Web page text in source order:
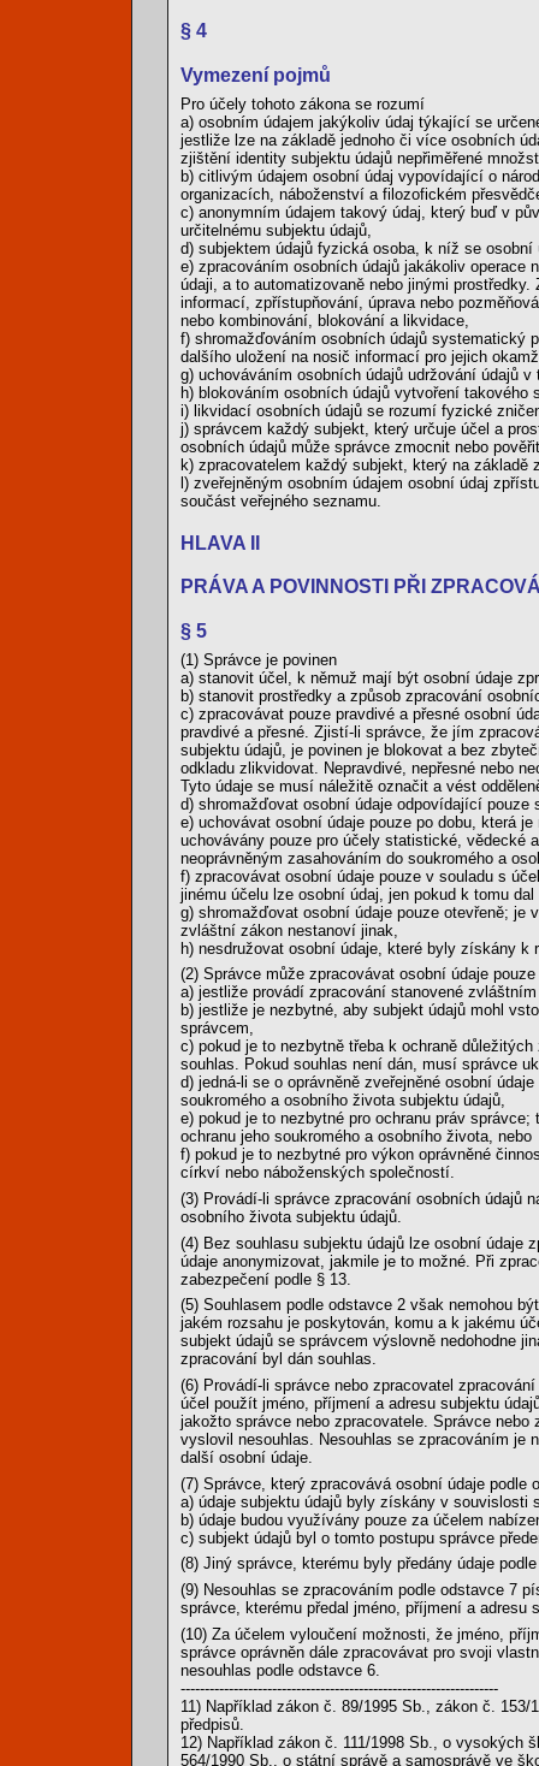
§ 4
Vymezení pojmů
Pro účely tohoto zákona se rozumí
a) osobním údajem jakýkoliv údaj týkající se
jestliže lze na základě jednoho či více osobních
zjištění identity subjektu údajů nepřiměřené
b) citlivým údajem osobní údaj vypovídající o
organizacích, náboženství a filozofickém
c) anonymním údajem takový údaj, který buď v
určitelnému subjektu údajů,
d) subjektem údajů fyzická osoba, k níž se osobní
e) zpracováním osobních údajů jakákoliv operace
údaji, a to automatizovaně nebo jinými
informací, zpřístupňování, úprava nebo
nebo kombinování, blokování a likvidace,
f) shromažďováním osobních údajů systematický
dalšího uložení na nosič informací pro jejich
g) uchováváním osobních údajů udržování údajů
h) blokováním osobních údajů vytvoření
i) likvidací osobních údajů se rozumí fyzické
j) správcem každý subjekt, který určuje účel a
osobních údajů může správce zmocnit nebo
k) zpracovatelem každý subjekt, který na základě
l) zveřejněným osobním údajem osobní údaj
součást veřejného seznamu.
HLAVA II
PRÁVA A POVINNOSTI PŘI
§ 5
(1) Správce je povinen
a) stanovit účel, k němuž mají být osobní údaje
b) stanovit prostředky a způsob zpracování
c) zpracovávat pouze pravdivé a přesné osobní
pravdivé a přesné. Zjistí-li správce, že jím
subjektu údajů, je povinen je blokovat a bez
odkladu zlikvidovat. Nepravdivé, nepřesné nebo
Tyto údaje se musí náležitě označit a vést
d) shromažďovat osobní údaje odpovídající pouze
e) uchovávat osobní údaje pouze po dobu, která
uchovávány pouze pro účely statistické, vědecké
neoprávněným zasahováním do soukromého a
f) zpracovávat osobní údaje pouze v souladu s
jinému účelu lze osobní údaj, jen pokud k tomu
g) shromažďovat osobní údaje pouze otevřeně; je
zvláštní zákon nestanoví jinak,
h) nesdružovat osobní údaje, které byly získány
(2) Správce může zpracovávat osobní údaje
a) jestliže provádí zpracování stanovené
b) jestliže je nezbytné, aby subjekt údajů mohl
správcem,
c) pokud je to nezbytně třeba k ochraně
souhlas. Pokud souhlas není dán, musí správce
d) jedná-li se o oprávněně zveřejněné osobní
soukromého a osobního života subjektu údajů,
e) pokud je to nezbytné pro ochranu práv
ochranu jeho soukromého a osobního života, nebo
f) pokud je to nezbytné pro výkon oprávněné
církví nebo náboženských společností.
(3) Provádí-li správce zpracování osobních údajů
osobního života subjektu údajů.
(4) Bez souhlasu subjektu údajů lze osobní údaje
údaje anonymizovat, jakmile je to možné. Při
zabezpečení podle § 13.
(5) Souhlasem podle odstavce 2 však nemohou
jakém rozsahu je poskytován, komu a k jakému
subjekt údajů se správcem výslovně nedohodne
zpracování byl dán souhlas.
(6) Provádí-li správce nebo zpracovatel
účel použít jméno, příjmení a adresu subjektu
jakožto správce nebo zpracovatele. Správce
vyslovil nesouhlas. Nesouhlas se zpracováním je
další osobní údaje.
(7) Správce, který zpracovává osobní údaje
a) údaje subjektu údajů byly získány v souvislosti
b) údaje budou využívány pouze za účelem
c) subjekt údajů byl o tomto postupu správce
(8) Jiný správce, kterému byly předány údaje
(9) Nesouhlas se zpracováním podle odstavce 7
správce, kterému předal jméno, příjmení a
(10) Za účelem vyloučení možnosti, že jméno,
správce oprávněn dále zpracovávat pro svoji
nesouhlas podle odstavce 6.
------------------------------------------------------------------
11) Například zákon č. 89/1995 Sb., zákon č.
předpisů.
12) Například zákon č. 111/1998 Sb., o vysokých
564/1990 Sb., o státní správě a samosprávě ve